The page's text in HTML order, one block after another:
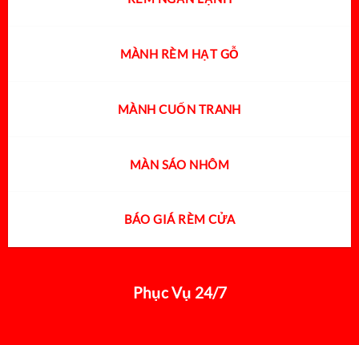
MÀNH RÈM HẠT GỖ
MÀNH CUỐN TRANH
MÀN SÁO NHÔM
BÁO GIÁ RÈM CỬA
Phục Vụ 24/7